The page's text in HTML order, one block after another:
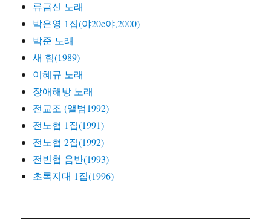
류금신 노래
박은영 1집(야20c야,2000)
박준 노래
새 힘(1989)
이혜규 노래
장애해방 노래
전교조 (앨범1992)
전노협 1집(1991)
전노협 2집(1992)
전빈협 음반(1993)
초록지대 1집(1996)